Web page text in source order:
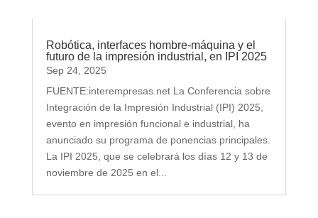
Robótica, interfaces hombre-máquina y el
futuro de la impresión industrial, en IPI 2025
Sep 24, 2025
FUENTE:interempresas.net La Conferencia sobre
Integración de la Impresión Industrial (IPI) 2025,
evento en impresión funcional e industrial, ha
anunciado su programa de ponencias principales.
La IPI 2025, que se celebrará los días 12 y 13 de
noviembre de 2025 en el...